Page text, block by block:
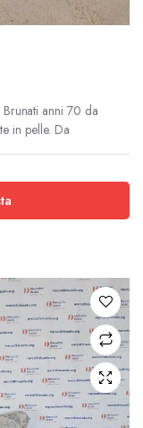
anni 70 da
in pelle. Da